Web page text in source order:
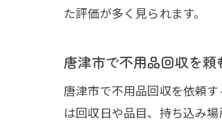
た評価が多く見られます。
唐津市で不用品回収を
唐津市で不用品回収を依頼
は回収日や品目、持ち込み